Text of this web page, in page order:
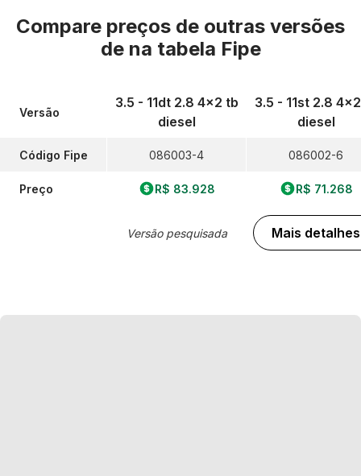
Compare preços de outras versões
de na tabela Fipe
Versão
Código Fipe
Preço
3.5 - 11dt 2.8 4x2 tb
diesel
086003-4
R$ 83.928
Versão pesquisada
3.5 - 11st 2.8
diesel
086002-6
R$ 71.268
Mais detalhes